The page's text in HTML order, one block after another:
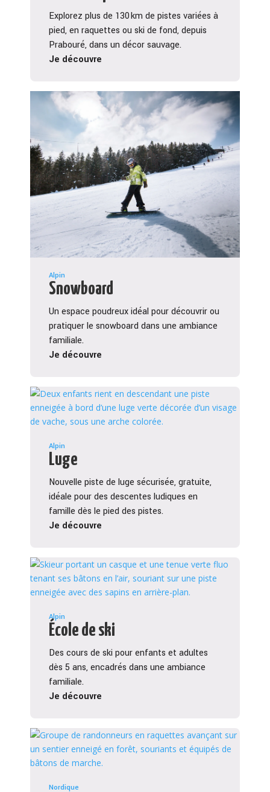
Explorez plus de 130 km de pistes variées à
pied, en raquettes ou ski de fond, depuis
Prabouré, dans un décor sauvage.
Je découvre
Alpin
Snowboard
Un espace poudreux idéal pour découvrir ou
pratiquer le snowboard dans une ambiance
familiale.
Je découvre
Alpin
Luge
Nouvelle piste de luge sécurisée, gratuite,
idéale pour des descentes ludiques en
famille dès le pied des pistes.
Je découvre
Alpin
École de ski
Des cours de ski pour enfants et adultes
dès 5 ans, encadrés dans une ambiance
familiale.
Je découvre
Nordique